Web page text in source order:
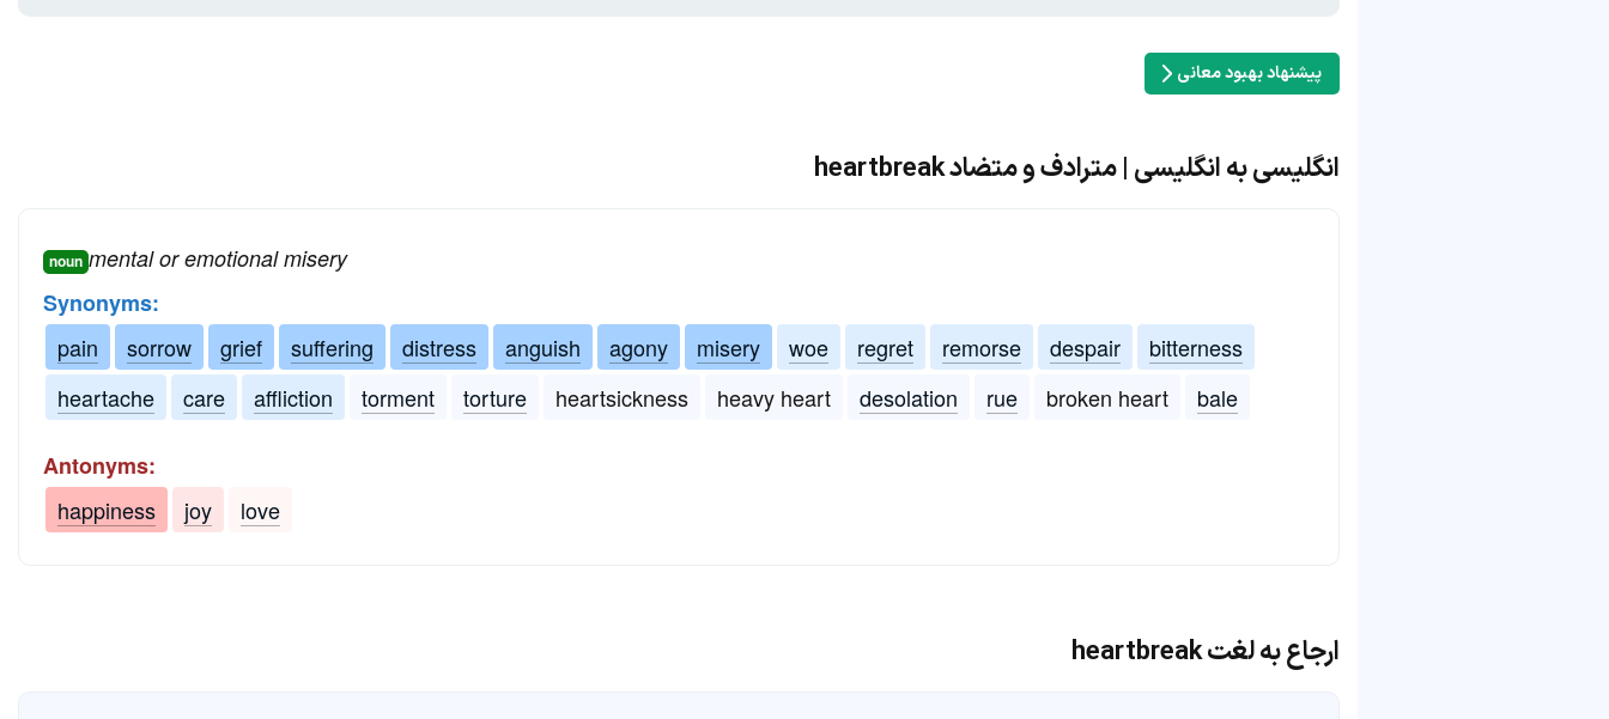
پیشنهاد بهبود معانی
انگلیسی به انگلیسی | مترادف و متضاد heartbreak
noun mental or emotional misery
Synonyms:
pain
sorrow grief suffering distress anguish agony misery woe regret remorse despair
bitterness
heartache
care affliction torment torture heartsickness heavy heart desolation rue broken heart bale
Antonyms:
happiness
joy love
ارجاع به لغت heartbreak